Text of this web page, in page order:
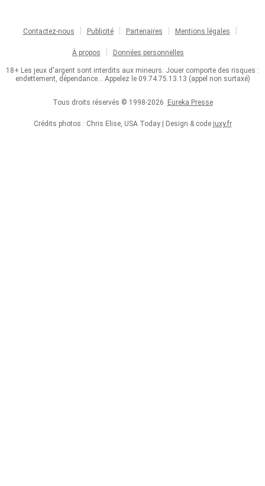
Contactez-nous Publicité Partenaires Mentions légales
À propos Données personnelles
18+ Les jeux d'argent sont interdits aux mineurs. Jouer comporte des risques :
endettement, dépendance... Appelez le 09.74.75.13.13 (appel non surtaxé)
Tous droits réservés © 1998-2026 Eureka Presse
Crédits photos : Chris Elise, USA Today | Design & code juxy.fr